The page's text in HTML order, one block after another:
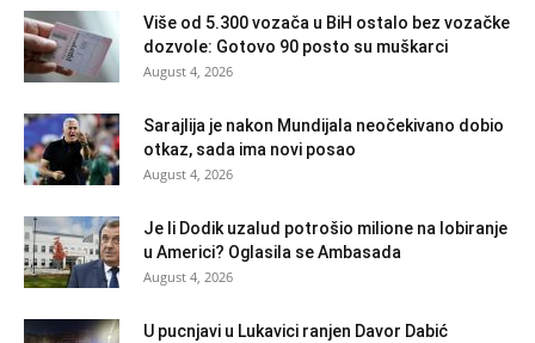
Više od 5.300 vozača u BiH ostalo bez vozačke
dozvole: Gotovo 90 posto su muškarci
August 4, 2026
Sarajlija je nakon Mundijala neočekivano dobio
otkaz, sada ima novi posao
August 4, 2026
Je li Dodik uzalud potrošio milione na lobiranje
u Americi? Oglasila se Ambasada
August 4, 2026
U pucnjavi u Lukavici ranjen Davor Dabić